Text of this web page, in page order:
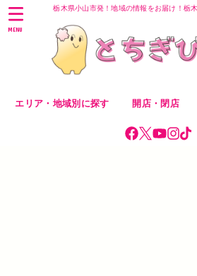
栃木県小山市発！地域の情報をお届け！栃
エリア・地域別に探す 開店・閉店
MENU